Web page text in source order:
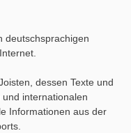
deutschsprachigen
dessen Texte und
internationalen
Informationen aus der